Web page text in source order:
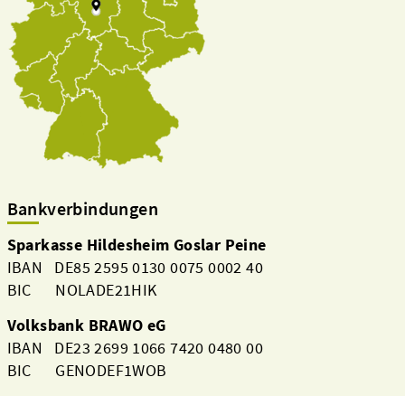
Bankverbindungen
Sparkasse Hildesheim Goslar Peine
IBAN DE85 2595 0130 0075 0002 40
BIC NOLADE21HIK
Volksbank BRAWO eG
IBAN DE23 2699 1066 7420 0480 00
BIC GENODEF1WOB